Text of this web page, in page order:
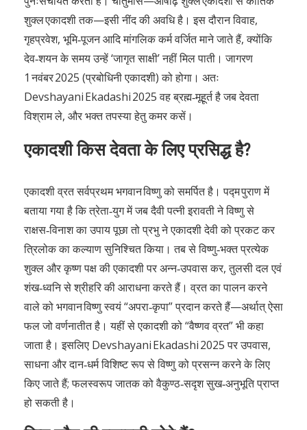
शुक्ल एकादशी तक—इसी नींद की अवधि है। इस दौरान विवाह,
गृहप्रवेश, भूमि‑पूजन आदि मांगलिक कर्म वर्जित माने जाते हैं, क्योंकि
देव‑शयन के समय उन्हें ‘जागृत साक्षी’ नहीं मिल पाती। जागरण
1 नवंबर 2025 (प्रबोधिनी एकादशी) को होगा। अतः
Devshayani Ekadashi 2025 वह ब्रह्म‑मूहूर्त है जब देवता
विश्राम ले, और भक्त तपस्या हेतु कमर कसें।
एकादशी किस देवता के लिए प्रसिद्ध है?
एकादशी व्रत सर्वप्रथम भगवान विष्णु को समर्पित है। पद्म पुराण में
बताया गया है कि त्रेता‑युग में जब दैवी पत्नी इरावती ने विष्णु से
राक्षस‑विनाश का उपाय पूछा तो प्रभु ने एकादशी देवी को प्रकट कर
त्रिलोक का कल्याण सुनिश्चित किया। तब से विष्णु‑भक्त प्रत्येक
शुक्ल और कृष्ण पक्ष की एकादशी पर अन्न‑उपवास कर, तुलसी दल एवं
शंख‑ध्वनि से श्रीहरि की आराधना करते हैं। व्रत का पालन करने
वाले को भगवान विष्णु स्वयं “अपरा‑कृपा” प्रदान करते हैं—अर्थात् ऐसा
फल जो वर्णनातीत है। यहीं से एकादशी को “वैष्णव व्रत” भी कहा
जाता है। इसलिए Devshayani Ekadashi 2025 पर उपवास,
साधना और दान‑धर्म विशिष्ट रूप से विष्णु को प्रसन्न करने के लिए
किए जाते हैं; फलस्वरूप जातक को वैकुण्ठ‑सदृश सुख‑अनुभूति प्राप्त
हो सकती है।